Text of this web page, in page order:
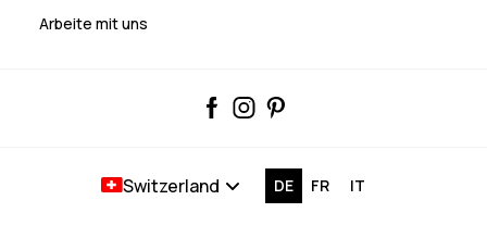
Arbeite mit uns
DE FR IT
Switzerland